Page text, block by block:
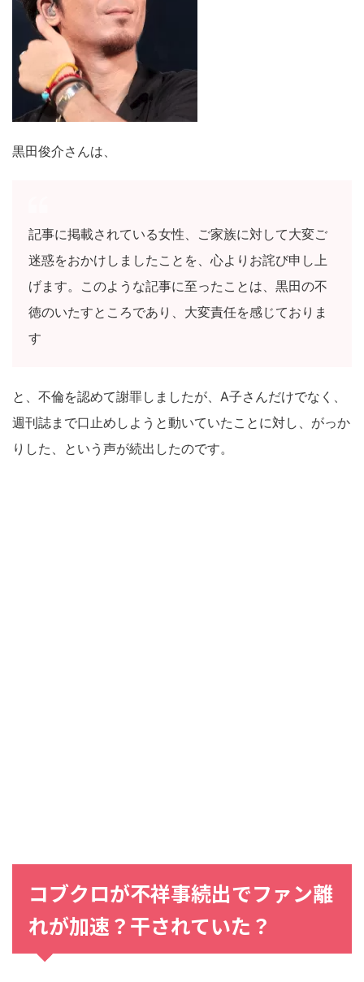
黒田俊介さんは、
記事に掲載されている女性、ご家族に対して大変ご
迷惑をおかけしましたことを、心よりお詫び申し上
げます。このような記事に至ったことは、黒田の不
徳のいたすところであり、大変責任を感じておりま
す
と、不倫を認めて謝罪しましたが、A子さんだけでなく、
週刊誌まで口止めしようと動いていたことに対し、がっか
りした、という声が続出したのです。
コブクロが不祥事続出でファン離
れが加速？干されていた？